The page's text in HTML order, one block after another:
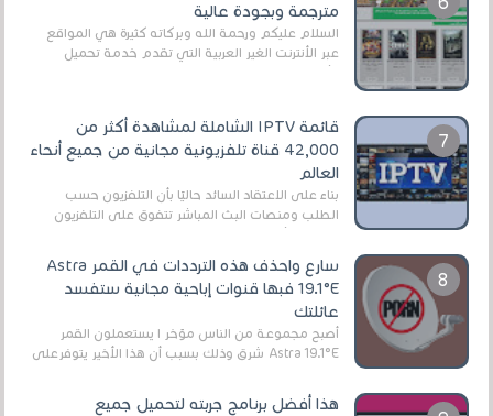
مترجمة وبجودة عالية
السلام عليكم ورحمة الله وبركاته كثيرة هي المواقع
عبر الأنترنت الغير العربية التي تقدم خدمة تحميل
قائمة IPTV الشاملة لمشاهدة أكثر من
42,000 قناة تلفزيونية مجانية من جميع أنحاء
العالم
بناءً على الاعتقاد السائد حاليًا بأن التلفزيون حسب
الطلب ومنصات البث المباشر تتفوق على التلفزيون
سارع واحذف هذه الترددات في القمر Astra
19.1°E فبها قنوات إباحية مجانية ستفسد
عائلتك
أصبح مجموعة من الناس مؤخر ا يستعملون القمر
Astra 19.1°E شرق وذلك بسبب أن هذا الأخير يتوفرعلى
هذا أفضل برنامج جربته لتحميل جميع